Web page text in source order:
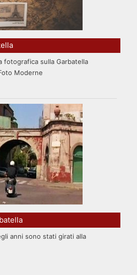
fotografica sulla Garbatella
Moderne
anni sono stati girati alla